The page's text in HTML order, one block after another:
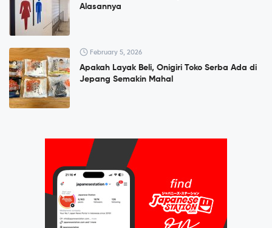
Alasannya
February 5, 2026
Apakah Layak Beli, Onigiri Toko Serba Ada di
Jepang Semakin Mahal